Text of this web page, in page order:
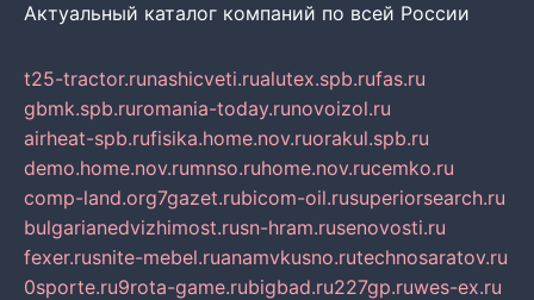
Актуальный каталог компаний по всей России
t25-tractor.runashicveti.rualutex.spb.rufas.ru
gbmk.spb.ruromania-today.runovoizol.ru
airheat-spb.rufisika.home.nov.ruorakul.spb.ru
demo.home.nov.rumnso.ruhome.nov.rucemko.ru
comp-land.org7gazet.rubicom-oil.rusuperiorsearch.ru
bulgarianedvizhimost.rusn-hram.rusenovosti.ru
fexer.rusnite-mebel.ruanamvkusno.rutechnosaratov.ru
0sporte.ru9rota-game.rubigbad.ru227gp.ruwes-ex.ru